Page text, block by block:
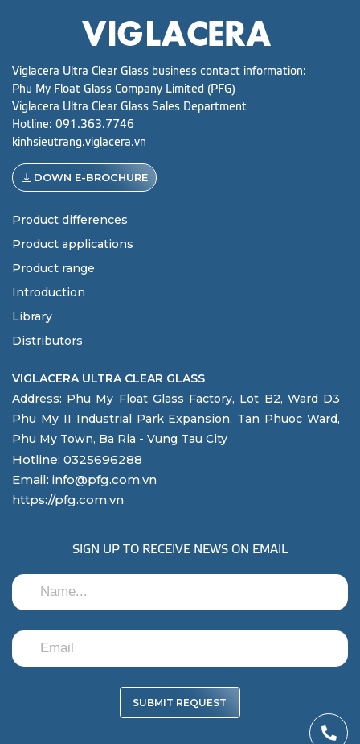
Viglacera Ultra Clear Glass business contact information:
Phu My Float Glass Company Limited (PFG)
Viglacera Ultra Clear Glass Sales Department
Hotline: 091.363.7746
kinhsieutrang.viglacera.vn
DOWN E-BROCHURE
Product differences
Product applications
Product range
Introduction
Library
Distributors
VIGLACERA ULTRA CLEAR GLASS
Address: Phu My Float Glass Factory, Lot B2, Ward D3
Phu My II Industrial Park Expansion, Tan Phuoc Ward,
Phu My Town, Ba Ria - Vung Tau City
Hotline: 0325696288
Email: info@pfg.com.vn
https://pfg.com.vn
SIGN UP TO RECEIVE NEWS ON EMAIL
SUBMIT REQUEST